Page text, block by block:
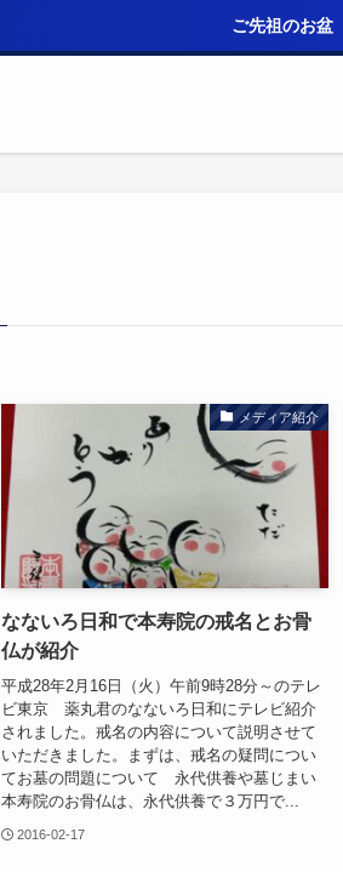
ご先祖のお盆
メディア紹介
なないろ日和で本寿院の戒名とお骨
仏が紹介
平成28年2月16日（火）午前9時28分～のテレ
ビ東京 薬丸君のなないろ日和にテレビ紹介
されました。戒名の内容について説明させて
いただきました。まずは、戒名の疑問につい
てお墓の問題について 永代供養や墓じまい
本寿院のお骨仏は、永代供養で３万円で...
2016-02-17